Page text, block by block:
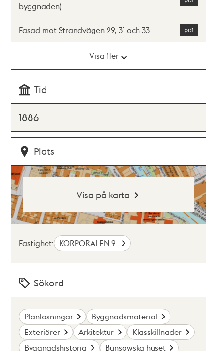
byggnaden)
Fasad mot Strandvägen 29, 31 och 33
Visa fler
Tid
1886
Plats
Visa på karta
Fastighet: KORPORALEN 9
Sökord
Planlösningar
Byggnadsmaterial
Exteriörer
Arkitektur
Klasskillnader
Byggnadshistoria
Bünsowska huset